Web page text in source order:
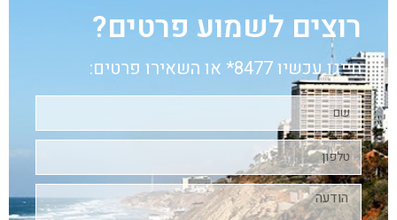
רוצים לשמוע פרטים?
חייגו עכשיו 8477* או השאירו פרטים: